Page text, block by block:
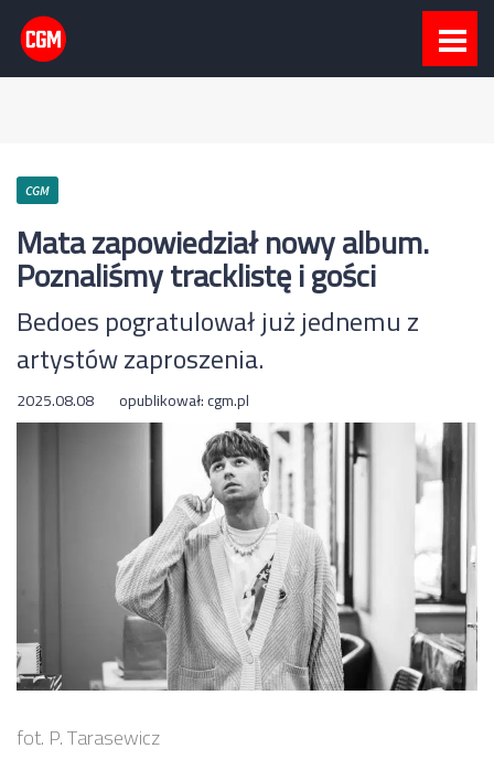
CGM
Mata zapowiedział nowy album.
Poznaliśmy tracklistę i gości
Bedoes pogratulował już jednemu z
artystów zaproszenia.
2025.08.08 opublikował:cgm.pl
fot. P. Tarasewicz